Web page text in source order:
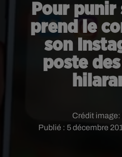
Pour punir
prend le
son
poste
Publié : 5 décembre
Crédit image: